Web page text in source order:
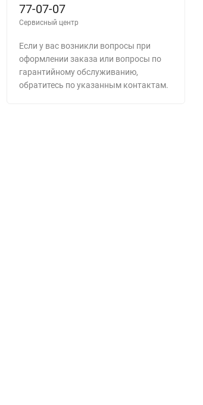
77-07-07
Сервисный центр
Если у вас возникли вопросы при
оформлении заказа или вопросы по
гарантийному обслуживанию,
обратитесь по указанным контактам.